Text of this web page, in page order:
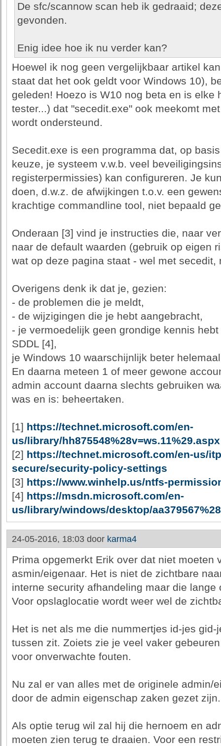
De sfc/scannow scan heb ik gedraaid;
gevonden.
Enig idee hoe ik nu verder kan?
Hoewel ik nog geen vergelijkbaar artikel
staat dat het ook geldt voor Windows 10),
geleden! Hoezo is W10 nog beta en is elke
tester...) dat "secedit.exe" ook meekomt
wordt ondersteund.
Secedit.exe is een programma dat, op
keuze, je systeem v.w.b. veel
registerpermissies) kan configureren. Je
doen, d.w.z. de afwijkingen t.o.v. een
krachtige commandline tool, niet bepaald
Onderaan [3] vind je instructies die, naar
naar de default waarden (gebruik op eigen
wat op deze pagina staat - wel met secedit,
Overigens denk ik dat je, gezien:
- de problemen die je meldt,
- de wijzigingen die je hebt aangebracht,
- je vermoedelijk geen grondige kennis
SDDL [4],
je Windows 10 waarschijnlijk beter
En daarna meteen 1 of meer gewone
admin account daarna slechts gebruiken
was en is: beheertaken.
[1] https://technet.microsoft.com/en-
us/library/hh875548%28v=ws.11%29.aspx
[2] https://technet.microsoft.com/en-us/
secure/security-policy-settings
[3] https://www.winhelp.us/ntfs-
[4] https://msdn.microsoft.com/en-
us/library/windows/desktop/
24-05-2016, 18:03 door karma4
Prima opgemerkt Erik over dat niet moeten
asmin/eigenaar. Het is niet de zichtbare
interne security afhandeling maar die
Voor opslaglocatie wordt weer wel de
Het is net als me die nummertjes id-jes
tussen zit. Zoiets zie je veel vaker
voor onverwachte fouten.
Nu zal er van alles met de originele admin/
door de admin eigenschap zaken gezet zijn.
Als optie terug wil zal hij die hernoem en
moeten zien terug te draaien. Voor een